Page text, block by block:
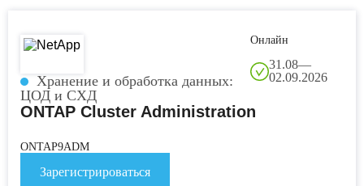
Хранение и обработка данных:
ЦОД и СХД
31.08—
02.09.2026
Онлайн
ONTAP Cluster Administration
ONTAP9ADM
Зарегистрироваться